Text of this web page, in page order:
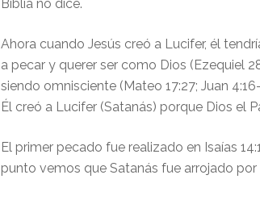
Biblia no dice.
Ahora cuando Jesús creó a Lucifer, él
a pecar y querer ser como Dios (Ezequiel
siendo omnisciente (Mateo 17:27; Juan
Él creó a Lucifer (Satanás) porque Dios el
El primer pecado fue realizado en Isaías
punto vemos que Satanás fue arrojado por